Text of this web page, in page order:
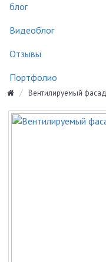
блог
Видеоблог
Отзывы
Портфолио
Вентилируемый